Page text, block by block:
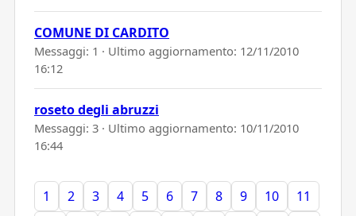
COMUNE DI CARDITO
Messaggi: 1 · Ultimo aggiornamento: 12/11/2010
16:12
roseto degli abruzzi
Messaggi: 3 · Ultimo aggiornamento: 10/11/2010
16:44
1 2 3 4 5 6 7 8 9 10
11